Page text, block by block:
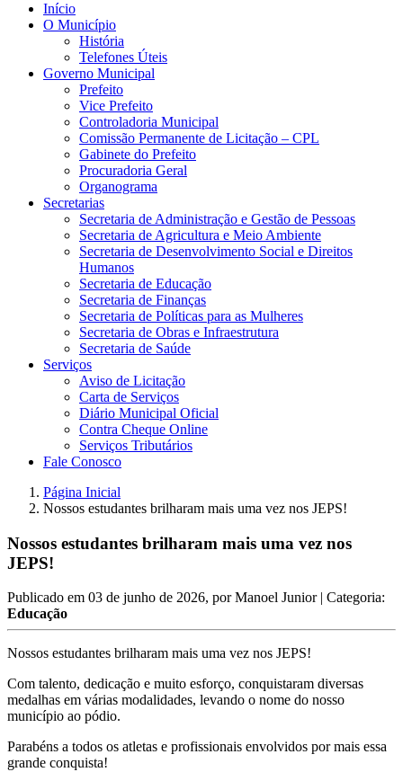
Início
O Município
História
Telefones Úteis
Governo Municipal
Prefeito
Vice Prefeito
Controladoria Municipal
Comissão Permanente de Licitação – CPL
Gabinete do Prefeito
Procuradoria Geral
Organograma
Secretarias
Secretaria de Administração e Gestão de Pessoas
Secretaria de Agricultura e Meio Ambiente
Secretaria de Desenvolvimento Social e Direitos
Humanos
Secretaria de Educação
Secretaria de Finanças
Secretaria de Políticas para as Mulheres
Secretaria de Obras e Infraestrutura
Secretaria de Saúde
Serviços
Aviso de Licitação
Carta de Serviços
Diário Municipal Oficial
Contra Cheque Online
Serviços Tributários
Fale Conosco
Página Inicial
Nossos estudantes brilharam mais uma vez nos JEPS!
Nossos estudantes brilharam mais uma vez nos
JEPS!
Publicado em 03 de junho de 2026, porManoel Junior | Categoria:
Educação
Nossos estudantes brilharam mais uma vez nos JEPS!
Com talento, dedicação e muito esforço, conquistaram diversas
medalhas em várias modalidades, levando o nome do nosso
município ao pódio.
Parabéns a todos os atletas e profissionais envolvidos por mais essa
grande conquista!